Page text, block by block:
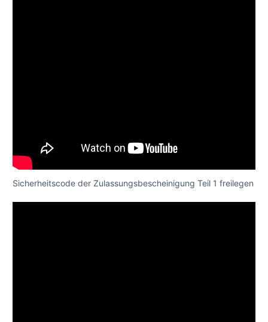
Sicherheitscode der Zulassungsbescheinigung Teil 1 freilegen